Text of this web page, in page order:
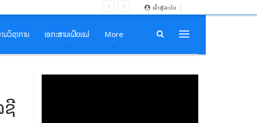
ເຂົ້າສູ່ລະບົບ
ມວິຊາການ ເອກະສານເຜີຍແຜ່ More